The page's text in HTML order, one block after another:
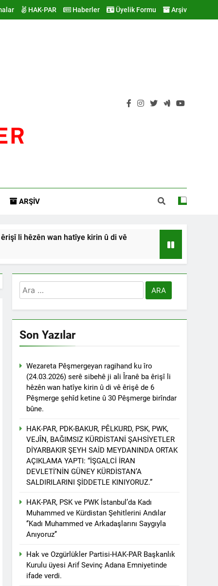
HAK-PAR Haberler Üyelik Formu Arşiv
ARŞIV
li hêzên wan hatîye kirin û di vê
‘’Kadı Muhammed ve
Emniyetinde ifade verdi.
haklarından vaz geçmesini isteyenlere
Genel Başkan Düzgün Kaplan’da
konferansının birinci oturumunda
Bülent Küçük ülkede ve ortadoğu’da
DÜNYA BARIŞ GÜNÜ KUTLU OLSUN
ASLA VAZ GEÇMEYECEKTİR.’
Arama:
Son Yazılar
Wezareta Pêşmergeyan ragihand ku îro
(24.03.2026) serê sibehê ji ali Îranê ba êrişî li
hêzên wan hatîye kirin û di vê êrişê de 6
Pêşmerge şehîd ketine û 30 Pêşmerge birîndar
bûne.
HAK-PAR, PDK-BAKUR, PÊLKURD, PSK, PWK,
VEJÎN, BAĞIMSIZ KÜRDİSTANİ ŞAHSİYETLER
DİYARBAKIR ŞEYH SAİD MEYDANINDA ORTAK
AÇIKLAMA YAPTI: “İŞGALCİ İRAN
DEVLETİ’NİN GÜNEY KÜRDİSTAN’A
SALDIRILARINI ŞİDDETLE KINIYORUZ.”
HAK-PAR, PSK ve PWK İstanbul’da Kadı
Muhammed ve Kürdistan Şehitlerini Andılar
‘’Kadı Muhammed ve Arkadaşlarını Saygıyla
Anıyoruz’’
Hak ve Ozgürlükler Partisi-HAK-PAR Başkanlık
Kurulu üyesi Arif Sevinç Adana Emniyetinde
ifade verdi.